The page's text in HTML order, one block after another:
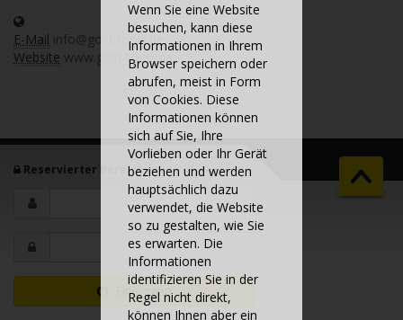
E-Mail info@gold-tools.de
Website www.gold-tools.de
Reservierter Bereich
Einloggen
Wenn Sie eine Website
besuchen, kann diese
Informationen in Ihrem
Browser speichern oder
abrufen, meist in Form
von Cookies. Diese
Informationen können
sich auf Sie, Ihre
Vorlieben oder Ihr Gerät
beziehen und werden
hauptsächlich dazu
verwendet, die Website
so zu gestalten, wie Sie
es erwarten. Die
Informationen
identifizieren Sie in der
Regel nicht direkt,
können Ihnen aber ein